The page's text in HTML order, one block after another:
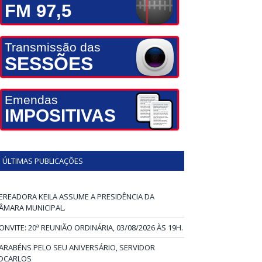
FM 97,5
Transmissão das
SESSÕES
Emendas
IMPOSITIVAS
ÚLTIMAS PUBLICAÇÕES
KEILA ASSUME A PRESIDÊNCIA DA
MUNICIPAL.
20ª REUNIÃO ORDINÁRIA, 03/08/2026 ÀS 19H.
PELO SEU ANIVERSÁRIO, SERVIDOR